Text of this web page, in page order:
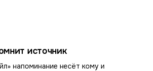
источник
напоминание несёт кому и